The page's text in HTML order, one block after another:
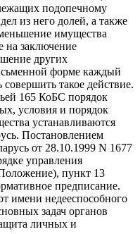
подопечному
из него долей, а также
имущества
на заключение
других
форме каждый
совершить такое действие.
165 КоБС порядок
условия и порядок
устанавливаются
Постановлением
от 28.10.1999 N 1677
управления
пункт 13
предписание.
имени недееспособного
задач органов
личных и